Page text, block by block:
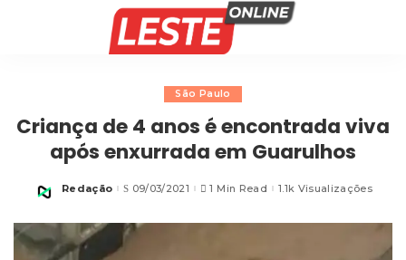
São Paulo
Criança de 4 anos é encontrada viva
após enxurrada em Guarulhos
Posted
Redação 09/03/2021 1 Min Read 1.1k Visualizações